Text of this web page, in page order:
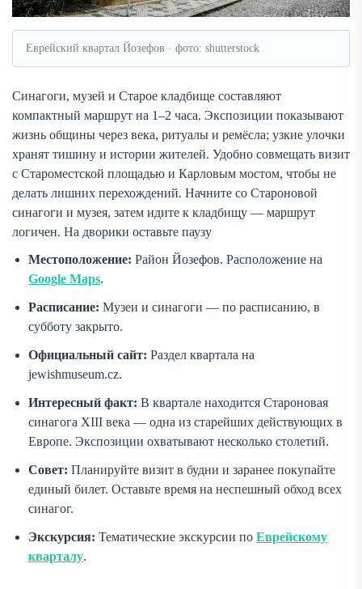
Еврейский квартал Йозефов · фото: shutterstock
Синагоги, музей и Старое кладбище составляют
компактный маршрут на 1–2 часа. Экспозиции показывают
жизнь общины через века, ритуалы и ремёсла; узкие улочки
хранят тишину и истории жителей. Удобно совмещать визит
с Староместской площадью и Карловым мостом, чтобы не
делать лишних перехождений. Начните со Староновой
синагоги и музея, затем идите к кладбищу — маршрут
логичен. На дворики оставьте паузу
Местоположение: Район Йозефов. Расположение на
Google Maps.
Расписание: Музеи и синагоги — по расписанию, в
субботу закрыто.
Официальный сайт: Раздел квартала на
jewishmuseum.cz.
Интересный факт: В квартале находится Староновая
синагога XIII века — одна из старейших действующих в
Европе. Экспозиции охватывают несколько столетий.
Совет: Планируйте визит в будни и заранее покупайте
единый билет. Оставьте время на неспешный обход всех
синагог.
Экскурсия: Тематические экскурсии по Еврейскому
кварталу.